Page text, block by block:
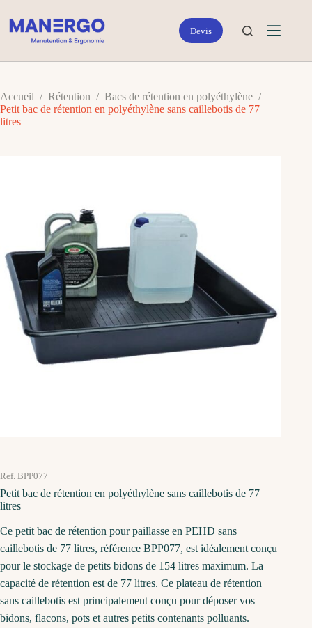
au
contenu
Accueil / Rétention / Bacs de rétention en polyéthylène /
Petit bac de rétention en polyéthylène sans caillebotis de 77
litres
Ref. BPP077
Petit bac de rétention en polyéthylène sans caillebotis de 77
litres
Ce petit bac de rétention pour paillasse en PEHD sans
caillebotis de 77 litres, référence BPP077, est idéalement conçu
pour le stockage de petits bidons de 154 litres maximum. La
capacité de rétention est de 77 litres. Ce plateau de rétention
sans caillebotis est principalement conçu pour déposer vos
bidons, flacons, pots et autres petits contenants polluants.